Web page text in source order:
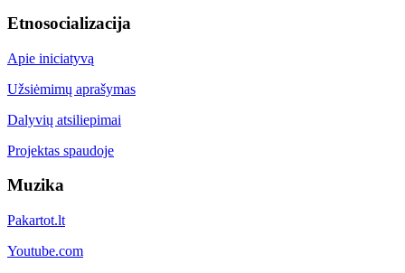
Etnosocializacija
Apie iniciatyvą
Užsiėmimų aprašymas
Dalyvių atsiliepimai
Projektas spaudoje
Muzika
Pakartot.lt
Youtube.com